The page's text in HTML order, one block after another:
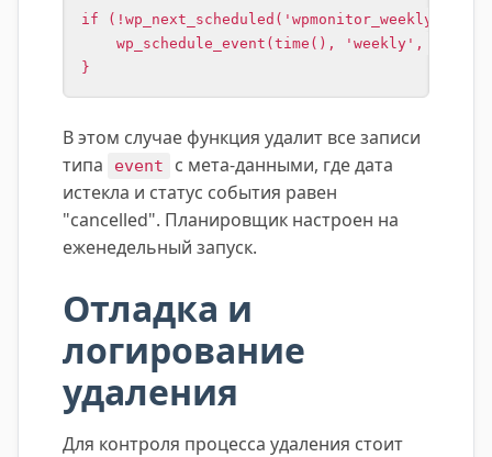
if
wp_schedule_event(time(), 'weekly',
}
В этом случае функция удалит все записи
типа
event
с мета-данными, где дата
истекла и статус события равен
"cancelled". Планировщик настроен на
еженедельный запуск.
Отладка и
логирование
удаления
Для контроля процесса удаления стоит